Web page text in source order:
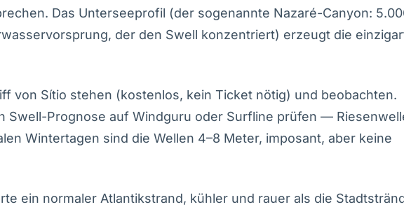
Das Unterseeprofil (der sogenannte Nazaré-Canyon:
der den Swell konzentriert) erzeugt die
von Sítio stehen (kostenlos, kein Ticket nötig) und beobachten.
Swell-Prognose auf Windguru oder Surfline prüfen —
Wintertagen sind die Wellen 4–8 Meter, imposant, aber keine
ein normaler Atlantikstrand, kühler und rauer als die